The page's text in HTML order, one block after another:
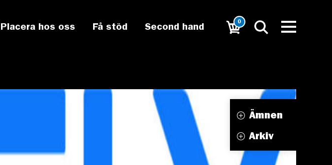
Placera hos oss Få stöd Second hand
0
Ämnen
Arkiv